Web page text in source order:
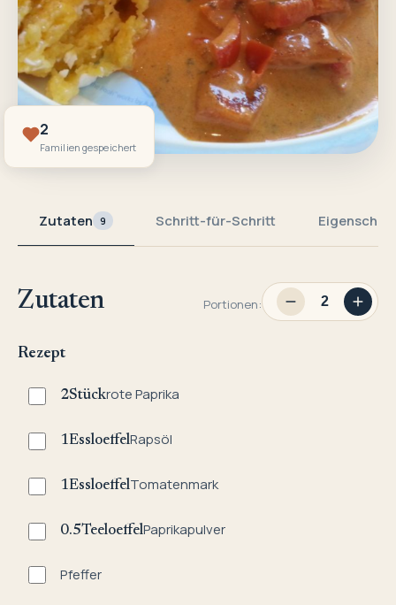
2
Familien gespeichert
Zutaten 9 Schritt-für-Schritt
Zutaten Portionen:
Rezept
2Stückrote Paprika
1EssloeffelRapsöl
1EssloeffelTomatenmark
0.5TeeloeffelPaprikapulver
Pfeffer